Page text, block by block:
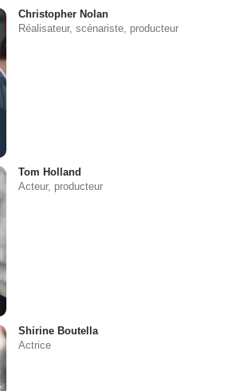
Christopher Nolan
Réalisateur, scénariste, producteur
Tom Holland
Acteur, producteur
Shirine Boutella
Actrice